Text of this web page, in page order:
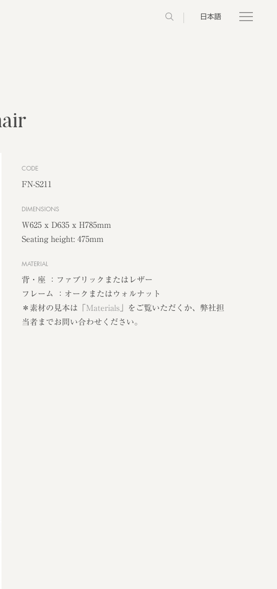
日本語
CODE
FN-S211
DIMENSIONS
W625 x D635 x H785mm
Seating height: 475mm
MATERIAL
背・座 ：ファブリックまたはレザー
フレーム ：オークまたはウォルナット
＊素材の見本は「 Materials 」をご覧いただくか、弊社担
当者までお問い合わせください。